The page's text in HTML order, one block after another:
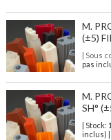
M.
(±5)
| Sous
pas
M.
SH°
| Stock:
inclus)